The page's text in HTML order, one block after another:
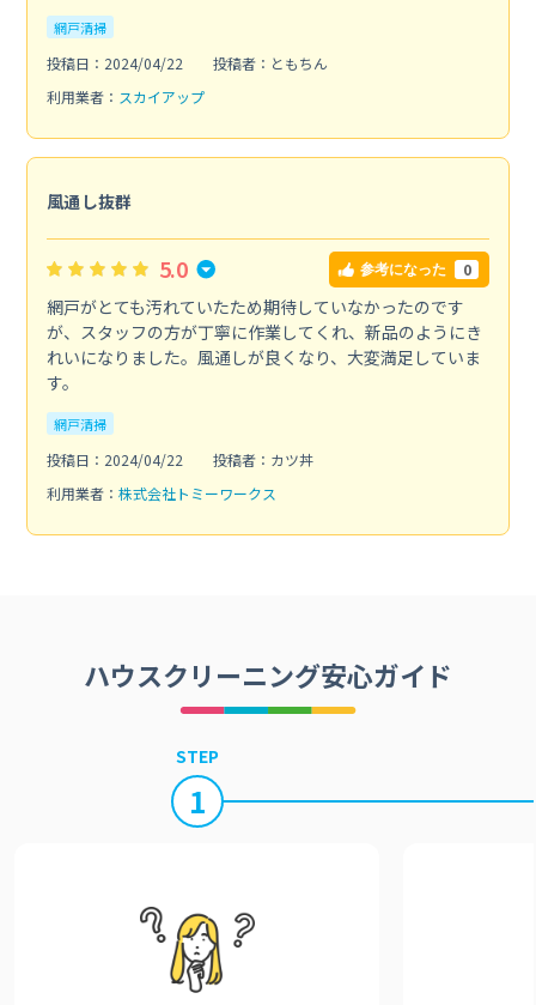
網戸清掃
投稿日：2024/04/22
投稿者：ともちん
利用業者： スカイアップ
風通し抜群
5.0 参考になった 0
網戸がとても汚れていたため期待していなかったのです
が、スタッフの方が丁寧に作業してくれ、新品のようにき
れいになりました。風通しが良くなり、大変満足していま
す。
網戸清掃
投稿日：2024/04/22
投稿者：カツ丼
利用業者： 株式会社トミーワークス
ハウスクリーニング安心ガイド
STEP
1